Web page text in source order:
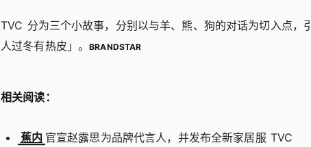
TVC 分为三个小故事，分别以与羊、熊、狗的对话为切入点，
人过冬有热皮」。BRANDSTAR
相关阅读：
蕉内 官宣赵露思为品牌代言人，并发布全新家居服 TVC